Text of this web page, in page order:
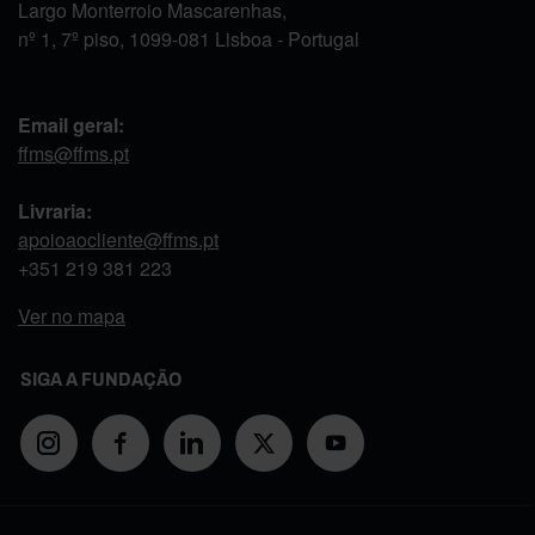
Largo Monterroio Mascarenhas,
nº 1, 7º piso, 1099-081 Lisboa - Portugal
Email geral:
ffms@ffms.pt
Livraria:
apoioaocliente@ffms.pt
+351 219 381 223
Ver no mapa
SIGA A FUNDAÇÃO